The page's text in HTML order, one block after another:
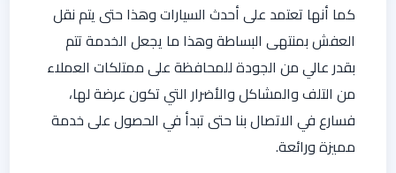
كما أنها تعتمد على أحدث السيارات وهذا حتى يتم نقل
العفش بمنتهى البساطة وهذا ما يجعل الخدمة تتم
بقدر عالي من الجودة للمحافظة على ممتلكات العملاء
من التلف والمشاكل والأضرار التي تكون عرضة لها،
فسارع في الاتصال بنا حتى تبدأ في الحصول على خدمة
مميزة ورائعة.